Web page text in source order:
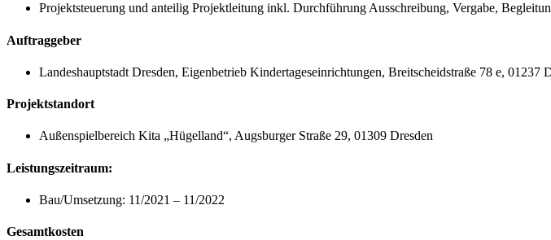
Projektsteuerung und anteilig Projektleitung inkl. Durchführung Ausschreibung, Vergabe,
Auftraggeber
Landeshauptstadt Dresden, Eigenbetrieb Kindertageseinrichtungen, Breitscheidstraße 78 e, 01237
Projektstandort
Außenspielbereich Kita „Hügelland“, Augsburger Straße 29, 01309 Dresden
Leistungszeitraum:
Bau/Umsetzung: 11/2021 – 11/2022
Gesamtkosten